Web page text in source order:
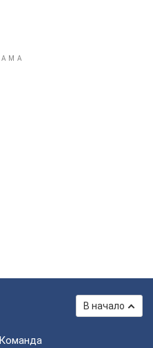
В начало
Команда